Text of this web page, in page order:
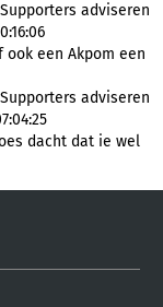
adviseren
ook een Akpom een
adviseren
dacht dat ie wel